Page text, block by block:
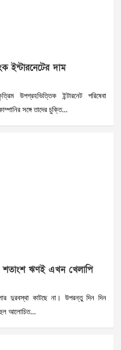
ইন্টারনেটের দাম
উপগ্রহভিত্তিক ইন্টারনেট পরিষেবা
সঙ্গে তাদের চুক্তি…
শতাংশ ঋণই এখন খেলাপি
দুরবস্থা কাটছে না। উপরন্তু দিন দিন
আলোচিত…